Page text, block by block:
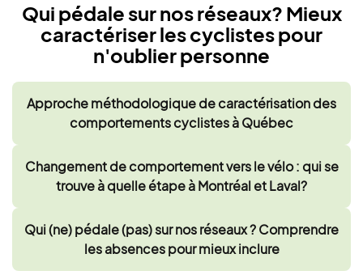
Qui pédale sur nos réseaux? Mieux
caractériser les cyclistes pour
n'oublier personne
Approche méthodologique de caractérisation des
comportements cyclistes à Québec
Changement de comportement vers le vélo : qui se
trouve à quelle étape à Montréal et Laval?
Qui (ne) pédale (pas) sur nos réseaux ? Comprendre
les absences pour mieux inclure